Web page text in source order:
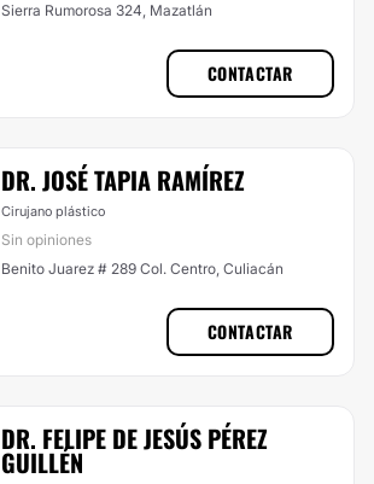
Sierra Rumorosa 324, Mazatlán
CONTACTAR
DR. JOSÉ TAPIA RAMÍREZ
Cirujano plástico
Sin opiniones
Benito Juarez # 289 Col. Centro, Culiacán
CONTACTAR
DR. FELIPE DE JESÚS PÉREZ
GUILLÉN